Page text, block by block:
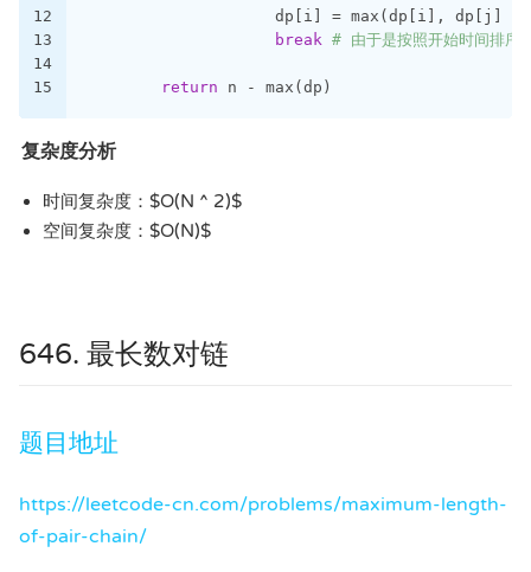
12
13
14
15
                    dp[i] = max(dp[i], dp[j] +
break # 由于是按照开始时间排序
return n - max(dp)
复杂度分析
时间复杂度：$O(N ^ 2)$
空间复杂度：$O(N)$
646. 最长数对链
题目地址
https://leetcode-cn.com/problems/maximum-length-
of-pair-chain/